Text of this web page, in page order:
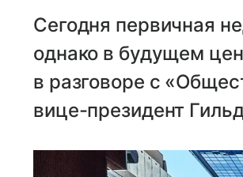
Сегодня первичная
однако в будущем
в разговоре с
вице-президент